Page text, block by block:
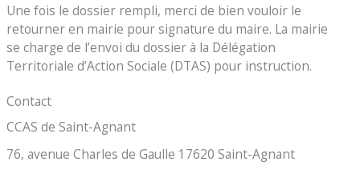
Une fois le dossier rempli, merci de bien vouloir le
retourner en mairie pour signature du maire. La mairie
se charge de l’envoi du dossier à la Délégation
Territoriale d’Action Sociale (DTAS) pour instruction.
Contact
CCAS de Saint-Agnant
76, avenue Charles de Gaulle 17620 Saint-Agnant